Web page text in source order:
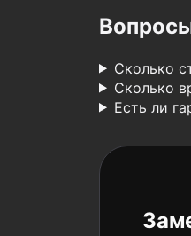
Сколько
Сколько
Есть ли